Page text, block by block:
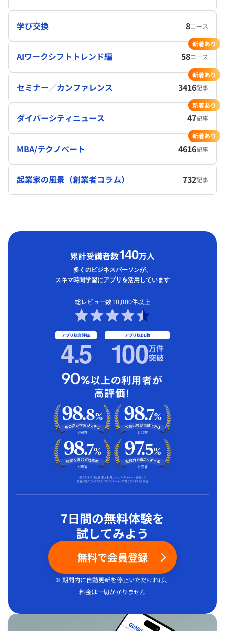
学び交換 8コース
AIワークシフトトレンド編 58コース
新着あり
セミナー／カンファレンス 3416記事
新着あり
ダイバーシティニュース 47記事
新着あり
MBA/テクノベート 4616記事
新着あり
起業家の風景（創業者コラム） 732記事
累計受講者数140万人
多くのビジネスパーソンが、
スキマ時間学習にアプリを活用しています
総レビュー数10,000件以上
アプリ総合評価
4.5 アプリ総DL数
100万件
突破
7日間の無料体験を
試してみよう
無料で会員登録
※ 期間内に自動更新を停止いただければ、
料金は一切かかりません